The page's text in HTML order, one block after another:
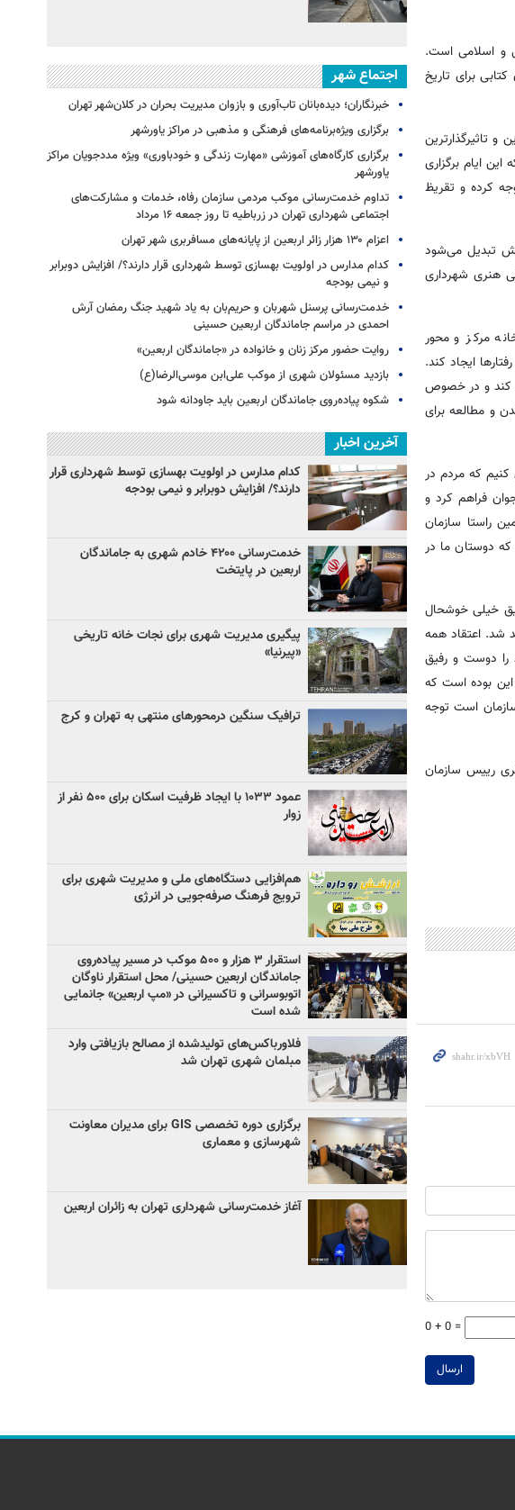
و اسلامی است.
برای تاریخ
تاثیرگذارترین
ایام برگزاری
کرده و تقریظ
تبدیل می‌شود
هنری شهرداری
مرکز و محور
ایجاد کند.
تهران دایر کند و در خصوص
و مطالعه برای
کنیم که مردم در
فراهم کرد و
راستا سازمان
که دوستان ما در
خیلی خوشحال
شد. اعتقاد همه
را دوست و رفیق
بوده است که
است توجه
رییس سازمان
0 + 0 =
ارسال
اجتماع شهر
خبرنگاران؛ دیده‌بانان تاب‌آوری و بازوان مدیریت بحران در کلان‌شهر تهران
برگزاری ویژه‌برنامه‌های فرهنگی و مذهبی در مراکز یاورشهر
برگزاری کارگاه‌های آموزشی «مهارت زندگی و خودباوری» ویژه مددجویان مراکز
یاورشهر
تداوم خدمت‌رسانی موکب مردمی سازمان رفاه، خدمات و مشارکت‌های
اجتماعی شهرداری تهران در زرباطیه تا روز جمعه ۱۶ مرداد
اعزام ۱۳۰ هزار زائر اربعین از پایانه‌های مسافربری شهر تهران
کدام مدارس در اولویت بهسازی توسط شهرداری قرار دارند؟/ افزایش دوبرابر
و نیمی بودجه
خدمت‌رسانی پرسنل شهربان و حریم‌بان به یاد شهید جنگ رمضان آرش
احمدی در مراسم جاماندگان اربعین حسینی
روایت حضور مرکز زنان و خانواده در «جاماندگان اربعین»
بازدید مسئولان شهری از موکب علی‌ابن موسی‌الرضا(ع)
شکوه پیاده‌روی جاماندگان اربعین باید جاودانه شود
آخرین اخبار
کدام مدارس در اولویت بهسازی توسط شهرداری قرار
دارند؟/ افزایش دوبرابر و نیمی بودجه
خدمت‌رسانی ۴۲۰۰ خادم شهری به جاماندگان
اربعین در پایتخت
پیگیری مدیریت شهری برای نجات خانه تاریخی
«پیرنیا»
ترافیک سنگین درمحورهای منتهی به تهران و کرج
عمود ۱۰۳۳ با ایجاد ظرفیت اسکان برای ۵۰۰ نفر از
زوار
هم‌افزایی دستگاه‌های ملی و مدیریت شهری برای
ترویج فرهنگ صرفه‌جویی در انرژی
استقرار ۳ هزار و ۵۰۰ موکب در مسیر پیاده‌روی
جاماندگان اربعین حسینی/ محل استقرار ناوگان
اتوبوسرانی و تاکسیرانی در «مپ اربعین» جانمایی
شده است
فلاورباکس‌های تولیدشده از مصالح بازیافتی وارد
مبلمان شهری تهران شد
برگزاری دوره تخصصی GIS برای مدیران معاونت
شهرسازی و معماری
آغاز خدمت‌رسانی شهرداری تهران به زائران اربعین